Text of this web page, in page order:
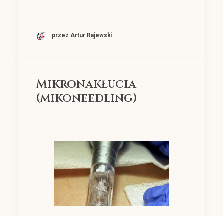
przez Artur Rajewski
Mikronakłucia
(mikoneedling)